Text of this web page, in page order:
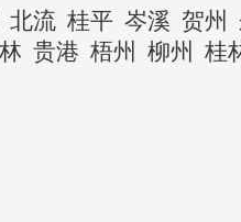
北流 桂平 岑溪 贺州
贵港 梧州 柳州 桂